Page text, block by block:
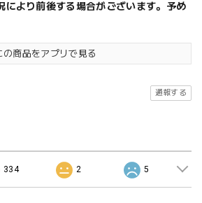
により前後する場合がございます。予め
の商品をアプリで見る
通報する
334 2 5